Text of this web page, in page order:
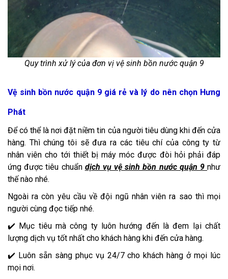
Quy trình xử lý của đơn vị vệ sinh bồn nước quận 9
Vệ sinh bồn nước quận 9 giá rẻ và lý do nên chọn Hưng
Phát
Để có thể là nơi đặt niềm tin của người tiêu dùng khi đến cửa
hàng. Thì chúng tôi sẽ đưa ra các tiêu chí của công ty từ
nhân viên cho tới thiết bị máy móc được đòi hỏi phải đáp
ứng được tiêu chuẩn dịch vụ vệ sinh bồn nước quận 9như
thế nào nhé.
Ngoài ra còn yêu cầu về đội ngũ nhân viên ra sao thì mọi
người cùng đọc tiếp nhé.
✔️ Mục tiêu mà công ty luôn hướng đến là đem lại chất
lượng dịch vụ tốt nhất cho khách hàng khi đến cửa hàng.
✔️ Luôn sẵn sàng phục vụ 24/7 cho khách hàng ở mọi lúc
mọi nơi.